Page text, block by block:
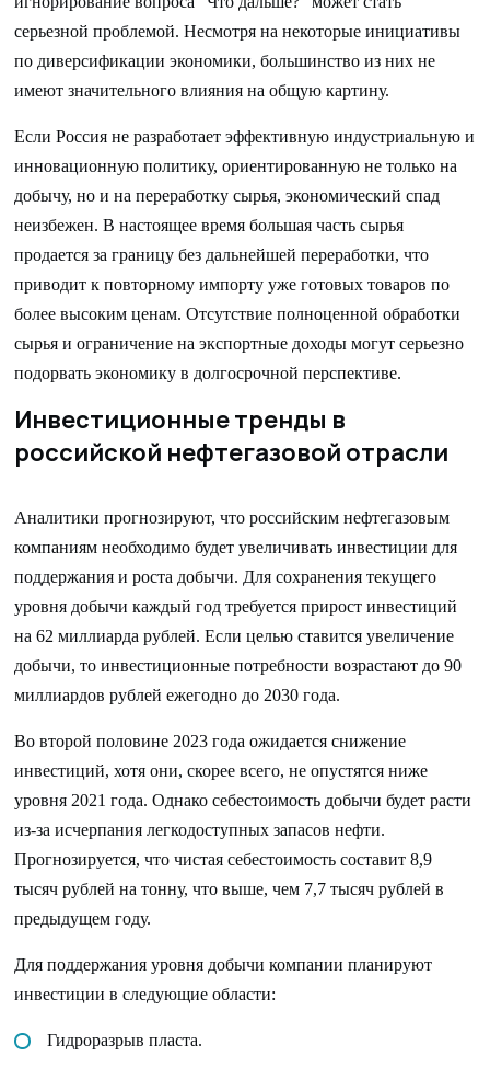
серьезной проблемой. Несмотря на некоторые инициативы
по диверсификации экономики, большинство из них не
имеют значительного влияния на общую картину.
Если Россия не разработает эффективную индустриальную и
инновационную политику, ориентированную не только на
добычу, но и на переработку сырья, экономический спад
неизбежен. В настоящее время большая часть сырья
продается за границу без дальнейшей переработки, что
приводит к повторному импорту уже готовых товаров по
более высоким ценам. Отсутствие полноценной обработки
сырья и ограничение на экспортные доходы могут серьезно
подорвать экономику в долгосрочной перспективе.
Инвестиционные тренды в
российской нефтегазовой отрасли
Аналитики прогнозируют, что российским нефтегазовым
компаниям необходимо будет увеличивать инвестиции для
поддержания и роста добычи. Для сохранения текущего
уровня добычи каждый год требуется прирост инвестиций
на 62 миллиарда рублей. Если целью ставится увеличение
добычи, то инвестиционные потребности возрастают до 90
миллиардов рублей ежегодно до 2030 года.
Во второй половине 2023 года ожидается снижение
инвестиций, хотя они, скорее всего, не опустятся ниже
уровня 2021 года. Однако себестоимость добычи будет расти
из-за исчерпания легкодоступных запасов нефти.
Прогнозируется, что чистая себестоимость составит 8,9
тысяч рублей на тонну, что выше, чем 7,7 тысяч рублей в
предыдущем году.
Для поддержания уровня добычи компании планируют
инвестиции в следующие области:
Гидроразрыв пласта.